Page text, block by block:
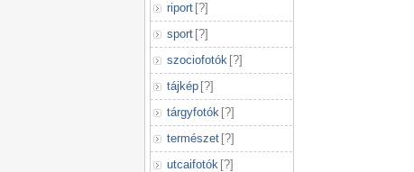
riport [?]
sport [?]
szociofotók [?]
tájkép [?]
tárgyfotók [?]
természet [?]
utcaifotók [?]